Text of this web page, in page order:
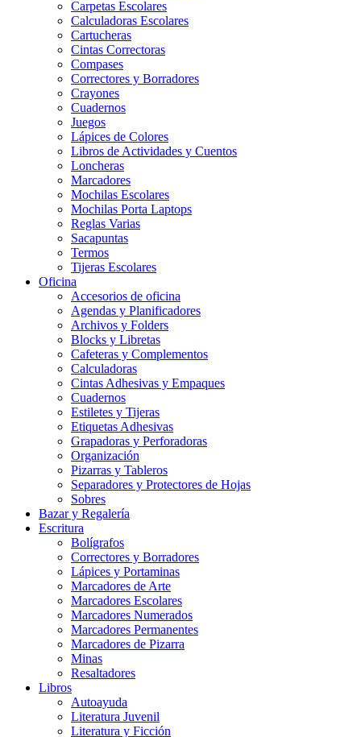
Carpetas Escolares
Calculadoras Escolares
Cartucheras
Cintas Correctoras
Compases
Correctores y Borradores
Crayones
Cuadernos
Juegos
Lápices de Colores
Libros de Actividades y Cuentos
Loncheras
Marcadores
Mochilas Escolares
Mochilas Porta Laptops
Reglas Varias
Sacapuntas
Termos
Tijeras Escolares
Oficina
Accesorios de oficina
Agendas y Planificadores
Archivos y Folders
Blocks y Libretas
Cafeteras y Complementos
Calculadoras
Cintas Adhesivas y Empaques
Cuadernos
Estiletes y Tijeras
Etiquetas Adhesivas
Grapadoras y Perforadoras
Organización
Pizarras y Tableros
Separadores y Protectores de Hojas
Sobres
Bazar y Regalería
Escritura
Bolígrafos
Correctores y Borradores
Lápices y Portaminas
Marcadores de Arte
Marcadores Escolares
Marcadores Numerados
Marcadores Permanentes
Marcadores de Pizarra
Minas
Resaltadores
Libros
Autoayuda
Literatura Juvenil
Literatura y Ficción